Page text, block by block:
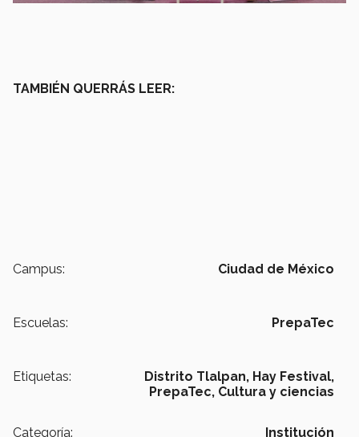
TAMBIÉN QUERRÁS LEER:
Campus: Ciudad de México
Escuelas: PrepaTec
Etiquetas: Distrito Tlalpan, Hay Festival,
PrepaTec, Cultura y ciencias
Categoría: Institución